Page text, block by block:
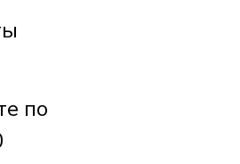
по